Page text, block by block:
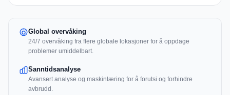
Global overvåking
24/7 overvåking fra flere globale lokasjoner for å oppdage
problemer umiddelbart.
Sanntidsanalyse
Avansert analyse og maskinlæring for å forutsi og forhindre
avbrudd.